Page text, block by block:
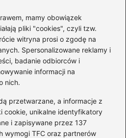
mamy obowiązek
pliki "cookies", czyli tzw.
witryna prosi o zgodę na
Spersonalizowane reklamy i
badanie odbiorców i
informacji na
nich.
przetwarzane, a informacje z
cookie, unikalne identyfikatory
i zapisywane przez 137
wymogi TFC oraz partnerów
— od dźwięków płynących z
muzyków, aż po stacje
codzienności. Interesuje się
jak i współczesnymi
z autentyczną miłością do
dźwięku.
tematy związane z
przybliża sylwetki muzyków,
uwagę poświęca również
ich formaty, repertuar i rolę,
nowej muzyki.